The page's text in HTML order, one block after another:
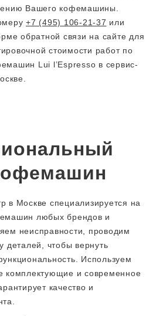
Вашего кофемашины.
+7 (495) 106-21-37 или
обратной связи на сайте для
стоимости работ по
Lui l’Espresso в сервис-
в Москве специализируется на
любых брендов и
неисправности, проводим
деталей, чтобы вернуть
Используем
комплектующие и современное
качество и